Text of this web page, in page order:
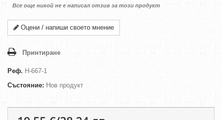
Все още никой не е написал отзив за този продукт
Оцени / напиши своето мнение
Принтиране
Реф. H-667-1
Състояние: Нов продукт